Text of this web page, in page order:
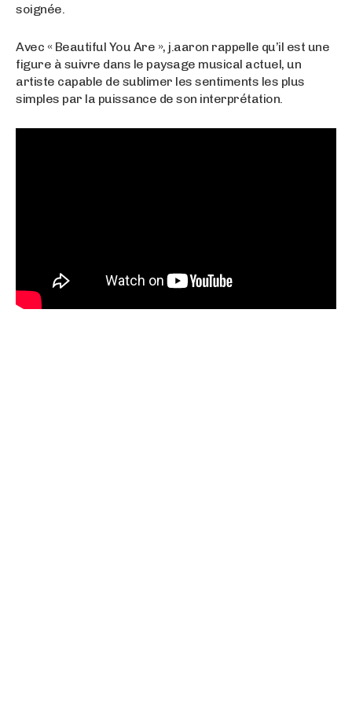
soignée.
Avec « Beautiful You Are », j.aaron rappelle qu’il est une
figure à suivre dans le paysage musical actuel, un
artiste capable de sublimer les sentiments les plus
simples par la puissance de son interprétation.